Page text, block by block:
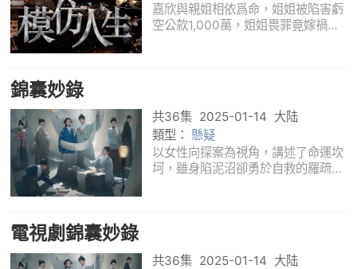
嘉欣與親姐相依爲命，姐姐被陷害虧
空公款1,000萬，姐姐畏罪竟嫁禍嘉
錦囊妙錄
共36集 2025-01-14 大陆
類型： 懸疑
以女性向探案為視角，講述了命運坎
坷，雖身陷泥沼卻勇於自救的羅疏，
電視劇錦囊妙錄
共36集 2025-01-14 大陆